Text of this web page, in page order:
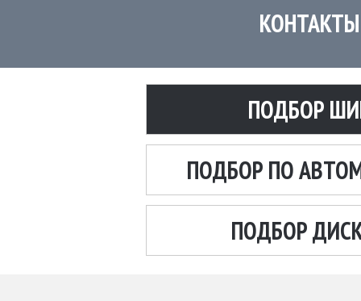
КОНТАКТЫ
ПОДБОР
ПОДБОР ПО
ПОДБОР